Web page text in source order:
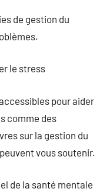
de gestion du
le stress
pour aider
comme des
sur la gestion du
vous soutenir.
de la santé mentale